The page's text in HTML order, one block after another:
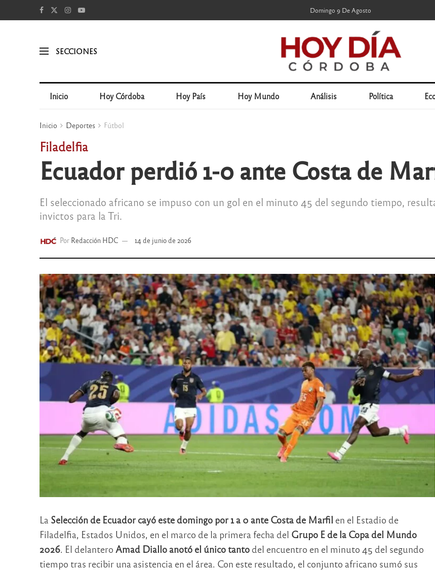
Domingo 9 De Agosto
SECCIONES
Inicio Hoy Córdoba Hoy País Hoy Mundo Análisis Política
Inicio Deportes Fútbol
Filadelfia
Ecuador perdió 1-0 ante Costa de
El seleccionado africano se impuso con un gol en el minuto 45 del segundo tiempo,
invictos para la Tri.
Por Redacción HDC 14 de junio de 2026
La Selección de Ecuador cayó este domingo por 1 a 0 ante Costa de Marfil en el Estadio de
Filadelfia, Estados Unidos, en el marco de la primera fecha del Grupo E de la Copa del Mundo
2026. El delantero Amad Diallo anotó el único tantodel encuentro en el minuto 45 del segundo
tiempo tras recibir una asistencia en el área. Con este resultado, el conjunto africano sumó sus